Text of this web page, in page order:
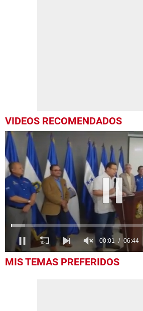
VIDEOS RECOMENDADOS
of
MIS TEMAS PREFERIDOS